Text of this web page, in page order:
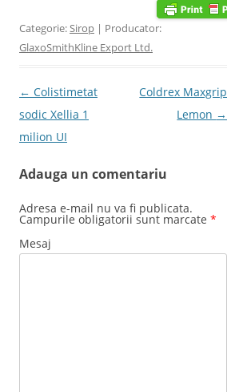
Categorie:Sirop | Producator:
GlaxoSmithKline Export Ltd.
Post navigation
← Colistimetat
sodic Xellia 1
milion UI
Coldrex Maxgrip
Lemon →
Adauga un comentariu
Adresa e-mail nu va fi publicata.
Campurile obligatorii sunt marcate *
Mesaj